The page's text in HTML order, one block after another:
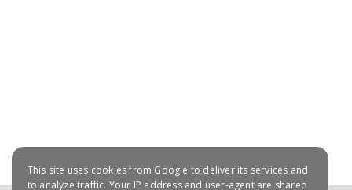
This site uses cookies from Google to deliver its services and
to analyze traffic. Your IP address and user-agent are shared